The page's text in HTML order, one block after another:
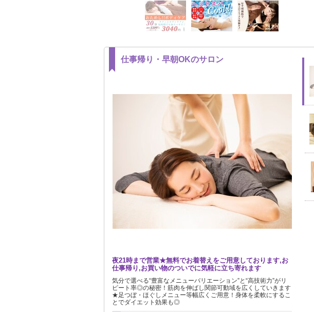
仕事帰り・早朝OKのサロン
夜21時まで営業★無料でお着替えをご用意しております,お
仕事帰り,お買い物のついでに気軽に立ち寄れます
気分で選べる“豊富なメニューバリエーション”と“高技術力”がリ
ピート率◎の秘密！筋肉を伸ばし関節可動域を広くしていきます
★足つぼ・ほぐしメニュー等幅広くご用意！身体を柔軟にするこ
とでダイエット効果も◎